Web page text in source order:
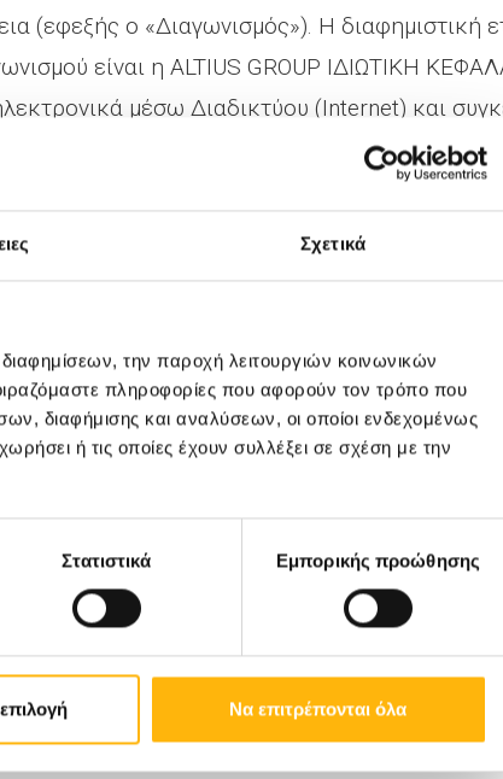
Σχετικά
την παροχή λειτουργιών κοινωνικών
πληροφορίες που αφορούν τον τρόπο που
διαφήμισης και αναλύσεων, οι οποίοι ενδεχομένως
ή τις οποίες έχουν συλλέξει σε σχέση με την
Στατιστικά Εμπορικής προώθησης
Να επιτρέπονται όλα
(εφεξής ο «Διαγωνισμός»). Η διαφημιστική
είναι η ALTIUS GROUP ΙΔΙΩΤΙΚΗ
μέσω Διαδικτύου (Internet) και
ηλεκτρονική διεύθυνση
του Διαγωνισμού»)..
ο καθορισμός των προϋποθέσεων
πλαίσιο του Διαγωνισμού. Η συμμετοχή στο
αποδοχή των παρόντων όρων.
κατά τη διάρκεια του παρόντος
αποδεχθεί τους παρόντες Όρους
συμπληρώσει το 18ο έτος της ηλικίας τους,